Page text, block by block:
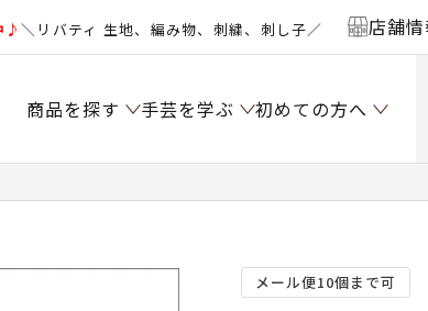
♪＼リバティ 生地、編み物、刺繍、刺し子／ 店舗
商品を探す 手芸を学ぶ 初めての方へ
メール便10個まで可